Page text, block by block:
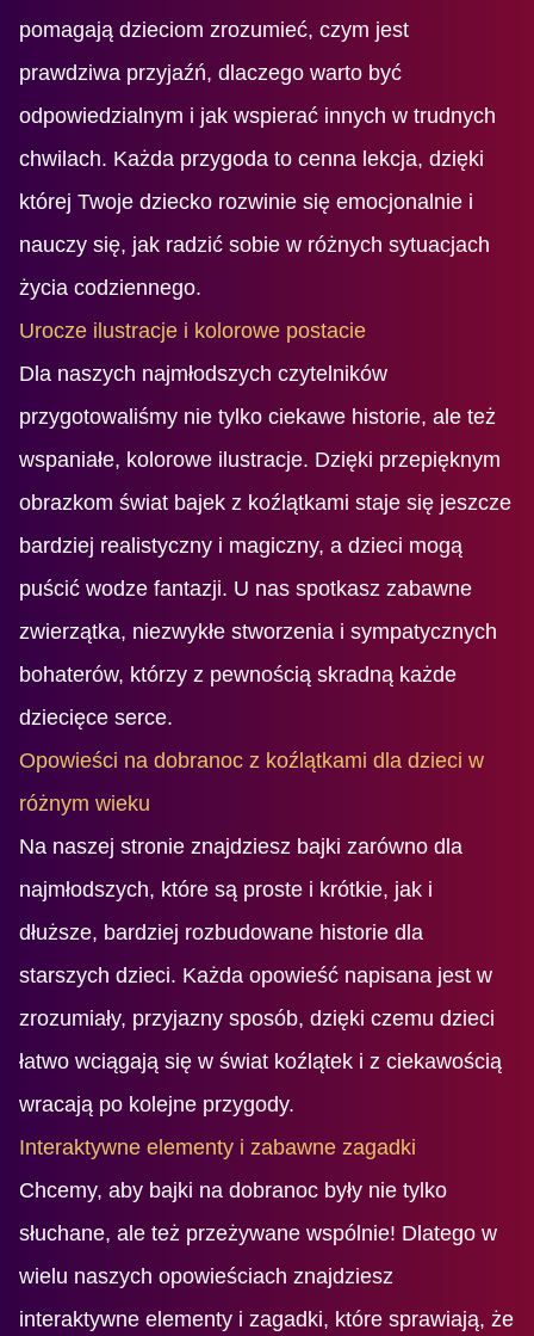
pomagają dzieciom zrozumieć, czym jest
prawdziwa przyjaźń, dlaczego warto być
odpowiedzialnym i jak wspierać innych w trudnych
chwilach. Każda przygoda to cenna lekcja, dzięki
której Twoje dziecko rozwinie się emocjonalnie i
nauczy się, jak radzić sobie w różnych sytuacjach
życia codziennego.
Urocze ilustracje i kolorowe postacie
Dla naszych najmłodszych czytelników
przygotowaliśmy nie tylko ciekawe historie, ale też
wspaniałe, kolorowe ilustracje. Dzięki przepięknym
obrazkom świat bajek z koźlątkami staje się jeszcze
bardziej realistyczny i magiczny, a dzieci mogą
puścić wodze fantazji. U nas spotkasz zabawne
zwierzątka, niezwykłe stworzenia i sympatycznych
bohaterów, którzy z pewnością skradną każde
dziecięce serce.
Opowieści na dobranoc z koźlątkami dla dzieci w
różnym wieku
Na naszej stronie znajdziesz bajki zarówno dla
najmłodszych, które są proste i krótkie, jak i
dłuższe, bardziej rozbudowane historie dla
starszych dzieci. Każda opowieść napisana jest w
zrozumiały, przyjazny sposób, dzięki czemu dzieci
łatwo wciągają się w świat koźlątek i z ciekawością
wracają po kolejne przygody.
Interaktywne elementy i zabawne zagadki
Chcemy, aby bajki na dobranoc były nie tylko
słuchane, ale też przeżywane wspólnie! Dlatego w
wielu naszych opowieściach znajdziesz
interaktywne elementy i zagadki, które sprawiają, że